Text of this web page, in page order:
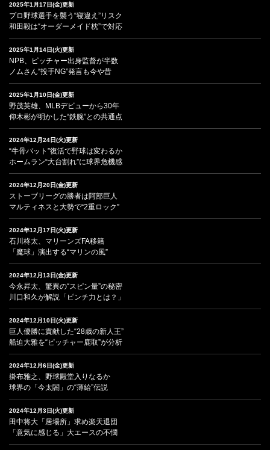
2025年1月17日(金)更新
プロ野球選手を襲う“寝違え”リスク
和田毅は“オーダーメイド枕”で対応
2025年1月14日(火)更新
NPB、ピッチャー出身監督が半数
ノムさん“投手NG”発言も今や昔
2025年1月10日(金)更新
野茂英雄、MLBデビューから30年
仰木彬が明かした“鉄腕”との共通点
2024年12月24日(火)更新
“牛骨バット”復活で野球は変わるか
ホームラン“大台割れ”に球界危機感
2024年12月20日(金)更新
ストーブリーグの勝者は阿部巨人
マルティネスと大勢で“2重ロック”
2024年12月17日(火)更新
石川柊太、マリーンズFA移籍
「魔球」演出する“マリンの風”
2024年12月13日(金)更新
今永昇太、驚異の“スピン量”の秘密
川口和久が解説「ピンチ力とは？」
2024年12月10日(火)更新
巨人優勝に貢献した“28歳の新人王”
船迫大雅を“ピッチャー鹿取”が分析
2024年12月6日(金)更新
掛布雅之、野球殿堂入りなるか
球界の「今太閤」の“薄給”伝説
2024年12月3日(火)更新
田中将大「居場所」求め楽天退団
「意気に感じる」大エースの不憫